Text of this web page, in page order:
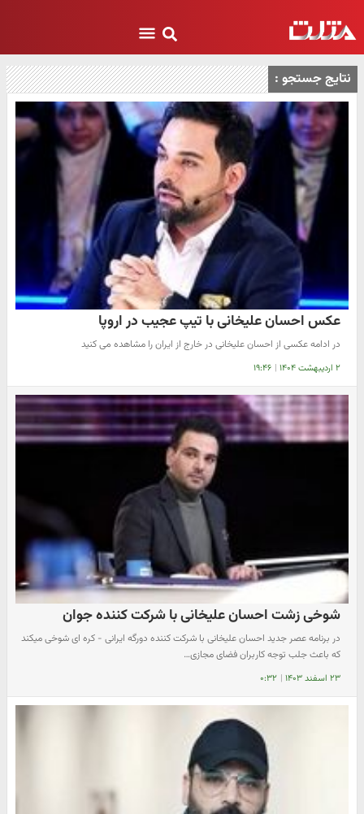
نتایج جستجو :
عکس احسان علیخانی با تیپ عجیب در اروپا
در ادامه عکسی از احسان علیخانی در خارج از ایران را مشاهده می کنید
۲ اردیبهشت ۱۴۰۴ | ۱۹:۴۶
شوخی زشت احسان علیخانی با شرکت کننده جوان
در برنامه عصر جدید احسان علیخانی با شرکت کننده دورگه ایرانی - کره ای شوخی میکند
که باعث جلب توجه کاربران فضای مجازی…
۲۳ اسفند ۱۴۰۳ | ۰:۳۲